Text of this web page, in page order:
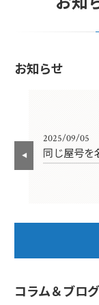
お知らせ
2025/09/05
同じ屋号を
コラム＆ブログ